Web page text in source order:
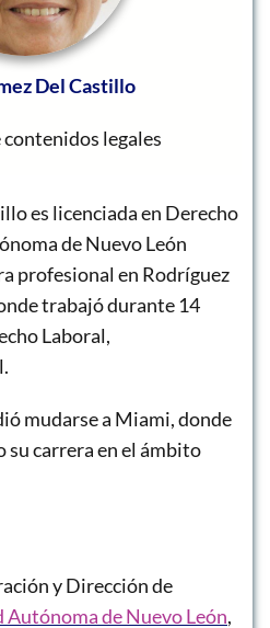
Del Castillo
contenidos legales
es licenciada en Derecho
de Nuevo León
profesional en Rodríguez
trabajó durante 14
Laboral,
mudarse a Miami, donde
carrera en el ámbito
y Dirección de
Autónoma de Nuevo León,